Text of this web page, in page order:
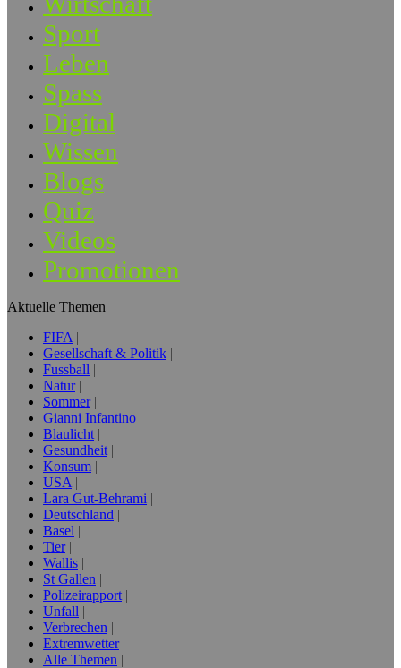
Sport
Leben
Spass
Digital
Wissen
Blogs
Quiz
Videos
Promotionen
Aktuelle Themen
FIFA
Gesellschaft & Politik
Fussball
Natur
Sommer
Gianni Infantino
Blaulicht
Gesundheit
Konsum
USA
Lara Gut-Behrami
Deutschland
Basel
Tier
Wallis
St Gallen
Polizeirapport
Unfall
Verbrechen
Extremwetter
Alle Themen